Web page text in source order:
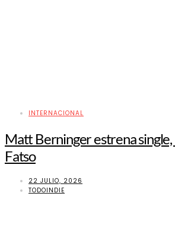
INTERNACIONAL
Matt Berninger estrena
Fatso
22 JULIO, 2026
TODOINDIE